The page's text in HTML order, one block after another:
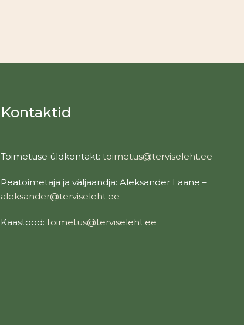
Kontaktid
Toimetuse üldkontakt:toimetus@terviseleht.ee
Peatoimetaja ja väljaandja: Aleksander Laane –
aleksander@terviseleht.ee
Kaastööd:toimetus@terviseleht.ee